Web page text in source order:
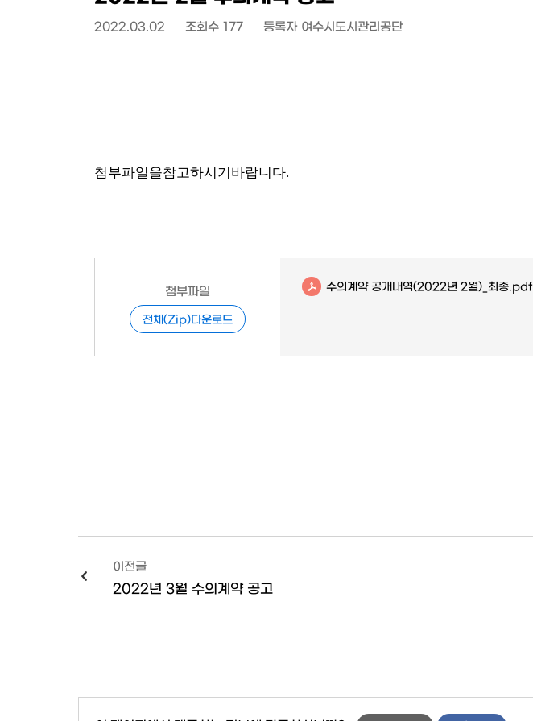
2022.03.02 조회수 177 등록자 여수시도시관리공단
첨부파일을참고하시기바랍니다.
첨부파일
전체(Zip)다운로드
수의계약 공개내역(2022년 2월)_최종.pdf
이전글
2022년 3월 수의계약 공고